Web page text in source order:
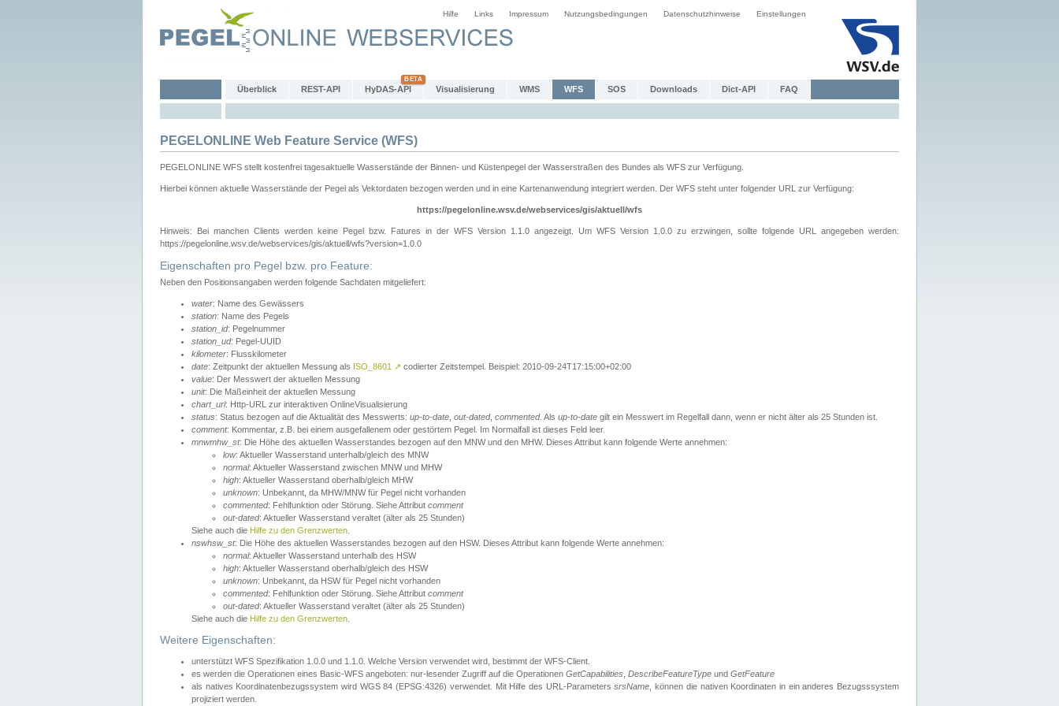
Hilfe Links Impressum Nutzungsbedingungen Datenschutzhinweise Einstellungen
Überblick REST-API HyDAS-API Visualisierung WMS WFS SOS Downloads Dict-API FAQ
PEGELONLINE Web Feature Service (WFS)
PEGELONLINE WFS stellt kostenfrei tagesaktuelle Wasserstände der Binnen- und Küstenpegel der Wasserstraßen des Bundes als WFS zur Verfügung.
Hierbei können aktuelle Wasserstände der Pegel als Vektordaten bezogen werden und in eine Kartenanwendung integriert werden. Der WFS steht unter folgender URL zur Verfügung:
https://pegelonline.wsv.de/webservices/gis/aktuell/wfs
Hinweis: Bei manchen Clients werden keine Pegel bzw. Fatures in der WFS Version 1.1.0 angezeigt. Um WFS Version 1.0.0 zu erzwingen, sollte folgende URL angegeben werden:
https://pegelonline.wsv.de/webservices/gis/aktuell/wfs?version=1.0.0
Eigenschaften pro Pegel bzw. pro Feature:
Neben den Positionsangaben werden folgende Sachdaten mitgeliefert:
water: Name des Gewässers
station: Name des Pegels
station_id: Pegelnummer
station_ud: Pegel-UUID
kilometer: Flusskilometer
date: Zeitpunkt der aktuellen Messung als ISO_8601 ↗ codierter Zeitstempel. Beispiel: 2010-09-24T17:15:00+02:00
value: Der Messwert der aktuellen Messung
unit: Die Maßeinheit der aktuellen Messung
chart_url: Http-URL zur interaktiven OnlineVisualisierung
status: Status bezogen auf die Aktualität des Messwerts: up-to-date out-dated, commented. Als up-to-date gilt ein Messwert im Regelfall dann, wenn er nicht älter als 25 Stunden ist.
comment: Kommentar, z.B. bei einem ausgefallenem oder gestörtem Pegel. Im Normalfall ist dieses Feld leer.
mnwmhw_st: Die Höhe des aktuellen Wasserstandes bezogen auf den MNW und den MHW. Dieses Attribut kann folgende Werte annehmen:
low: Aktueller Wasserstand unterhalb/gleich des MNW
normal: Aktueller Wasserstand zwischen MNW und MHW
high: Aktueller Wasserstand oberhalb/gleich MHW
unknown: Unbekannt, da MHW/MNW für Pegel nicht vorhanden
commented: Fehlfunktion oder Störung. Siehe Attribut comment
out-dated: Aktueller Wasserstand veraltet (älter als 25 Stunden)
Siehe auch die Hilfe zu den Grenzwerten
nswhsw_st: Die Höhe des aktuellen Wasserstandes bezogen auf den HSW. Dieses Attribut kann folgende Werte annehmen:
normal: Aktueller Wasserstand unterhalb des HSW
high: Aktueller Wasserstand oberhalb/gleich des HSW
unknown: Unbekannt, da HSW für Pegel nicht vorhanden
commented: Fehlfunktion oder Störung. Siehe Attribut comment
out-dated: Aktueller Wasserstand veraltet (älter als 25 Stunden)
Siehe auch die Hilfe zu den Grenzwerten
Weitere Eigenschaften:
unterstützt WFS Spezifikation 1.0.0 und 1.1.0. Welche Version verwendet wird, bestimmt der WFS-Client.
es werden die Operationen eines Basic-WFS angeboten: nur-lesender Zugriff auf die Operationen GetCapabilities DescribeFeatureType und GetFeature
als natives Koordinatenbezugssystem wird WGS 84 (EPSG:4326) verwendet. Mit Hilfe des URL-ParameterssrsName , können die nativen Koordinaten in ein anderes Bezugsssystem
projiziert werden.